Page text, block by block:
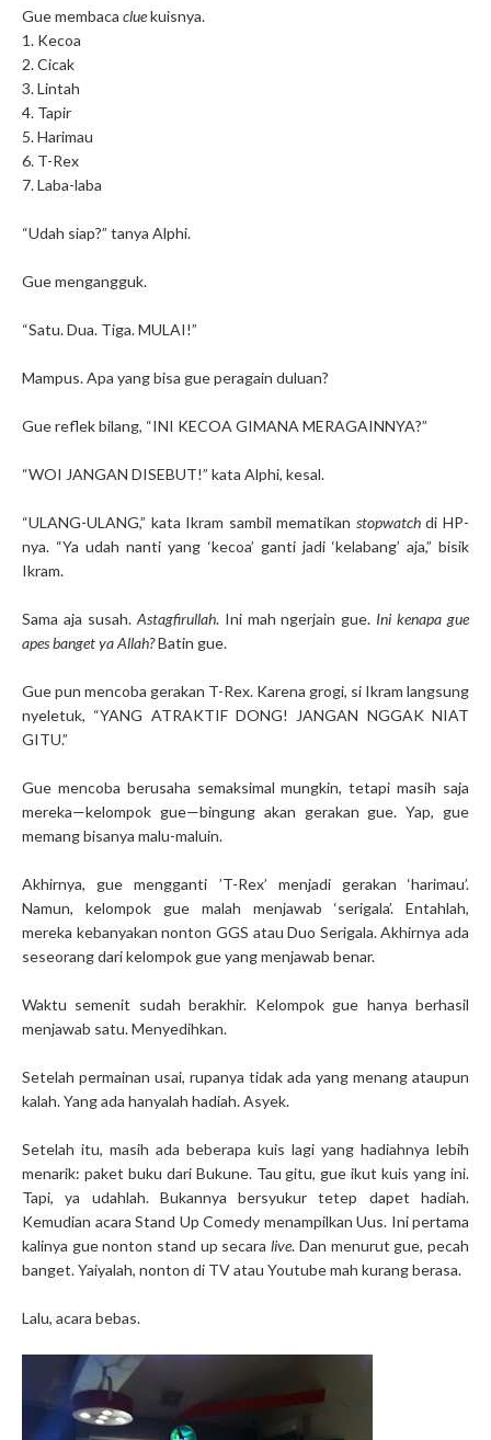
Gue membaca cluekuisnya.
1. Kecoa
2. Cicak
3. Lintah
4. Tapir
5. Harimau
6. T-Rex
7. Laba-laba
“Udah siap?” tanya Alphi.
Gue mengangguk.
“Satu. Dua. Tiga. MULAI!”
Mampus. Apa yang bisa gue peragain duluan?
Gue reflek bilang, “INI KECOA GIMANA MERAGAINNYA?”
“WOI JANGAN DISEBUT!” kata Alphi, kesal.
“ULANG-ULANG,” kata Ikram sambil mematikan stopwatchdi HP-
nya. “Ya udah nanti yang ‘kecoa’ ganti jadi ‘kelabang’ aja,” bisik
Ikram.
Sama aja susah. Astagfirullah. Ini mah ngerjain gue. Ini kenapa gue
apes banget ya Allah?Batin gue.
Gue pun mencoba gerakan T-Rex. Karena grogi, si Ikram langsung
nyeletuk, “YANG ATRAKTIF DONG! JANGAN NGGAK NIAT
GITU.”
Gue mencoba berusaha semaksimal mungkin, tetapi masih saja
mereka—kelompok gue—bingung akan gerakan gue. Yap, gue
memang bisanya malu-maluin.
Akhirnya, gue mengganti ’T-Rex’ menjadi gerakan ‘harimau’.
Namun, kelompok gue malah menjawab ‘serigala’. Entahlah,
mereka kebanyakan nonton GGS atau Duo Serigala. Akhirnya ada
seseorang dari kelompok gue yang menjawab benar.
Waktu semenit sudah berakhir. Kelompok gue hanya berhasil
menjawab satu. Menyedihkan.
Setelah permainan usai, rupanya tidak ada yang menang ataupun
kalah. Yang ada hanyalah hadiah. Asyek.
Setelah itu, masih ada beberapa kuis lagi yang hadiahnya lebih
menarik: paket buku dari Bukune. Tau gitu, gue ikut kuis yang ini.
Tapi, ya udahlah. Bukannya bersyukur tetep dapet hadiah.
Kemudian acara Stand Up Comedy menampilkan Uus. Ini pertama
kalinya gue nonton stand up secaralive. Dan menurut gue, pecah
banget. Yaiyalah, nonton di TV atau Youtube mah kurang berasa.
Lalu, acara bebas.